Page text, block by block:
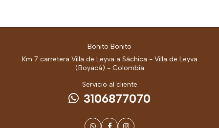
Bonito Bonito
Km 7 carretera Villa de Leyva a Sáchica - Villa de Leyva
(Boyacá) - Colombia
Servicio al cliente
3106877070